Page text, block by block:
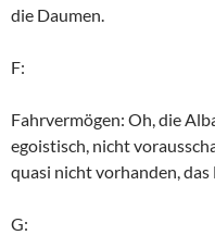
die Daumen.
F:
Fahrvermögen: Oh, die
egoistisch, nicht
quasi nicht vorhanden,
G: